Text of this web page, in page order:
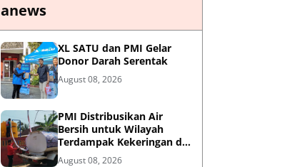
anews
XL SATU dan PMI Gelar
Donor Darah Serentak
August 08, 2026
PMI Distribusikan Air
Bersih untuk Wilayah
Terdampak Kekeringan di
Blitar
August 08, 2026